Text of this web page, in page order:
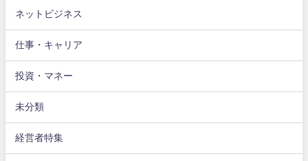
ネットビジネス
仕事・キャリア
投資・マネー
未分類
経営者特集